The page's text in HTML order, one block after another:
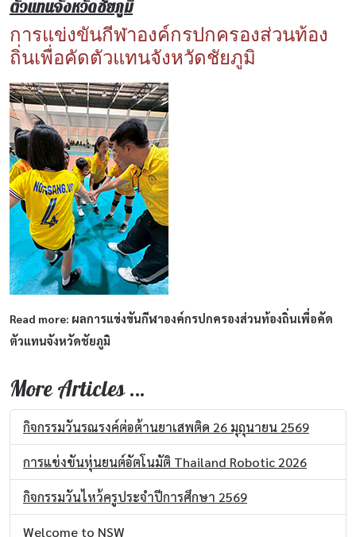
ตัวแทนจังหวัดชัยภูมิ
การแข่งขันกีฬาองค์กรปกครองส่วนท้อง
ถิ่นเพื่อคัดตัวแทนจังหวัดชัยภูมิ
Read more: ผลการแข่งขันกีฬาองค์กรปกครองส่วนท้องถิ่นเพื่อคัด
ตัวแทนจังหวัดชัยภูมิ
More Articles …
กิจกรรมวันรณรงค์ต่อต้านยาเสพติด 26 มุถุนายน 2569
การแข่งขันหุ่นยนต์อัตโนมัติ Thailand Robotic 2026
กิจกรรมวันไหว้ครูประจำปีการศึกษา 2569
Welcome to NSW